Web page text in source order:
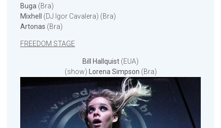
Buga (Bra)
Mixhell
(DJ Igor Cavalera) (Bra)
Artonas (Bra)
FREEDOM STAGE
Bill Hallquist (EUA)
(show)
Lorena Simpson (Bra)